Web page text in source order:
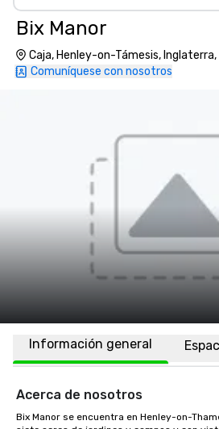
Bix Manor
Caja, Henley-on-Támesis, Inglaterra,
Comuníquese con nosotros
Información general
Acerca de nosotros
Bix Manor se encuentra en Henley-on-